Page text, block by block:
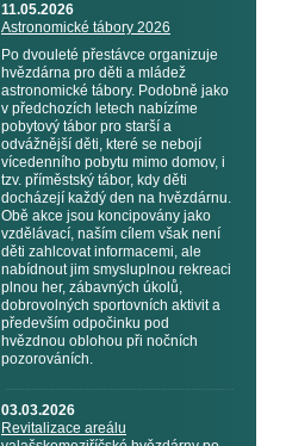
11.05.2026
Astronomické tábory 2026
Po dvouleté přestávce organizuje
hvězdárna pro děti a mládež
astronomické tábory. Podobně jako
v předchozích letech nabízíme
pobytový tábor pro starší a
odvážnější děti, které se nebojí
vícedenního pobytu mimo domov, i
tzv. příměstský tábor, kdy děti
docházejí každý den na hvězdárnu.
Obě akce jsou koncipovány jako
vzdělávací, naším cílem však není
děti zahlcovat informacemi, ale
nabídnout jim smysluplnou rekreaci
plnou her, zábavných úkolů,
dobrovolných sportovních aktivit a
především odpočinku pod
hvězdnou oblohou při nočních
pozorováních.
03.03.2026
Revitalizace areálu